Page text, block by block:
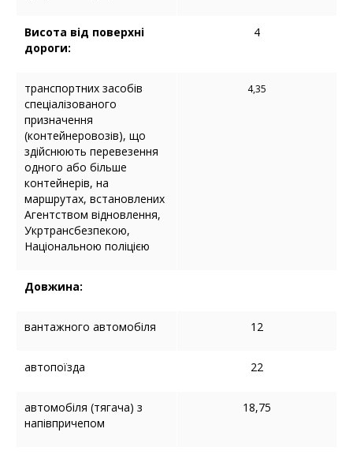
Висота від поверхні
дороги:
4
транспортних засобів
спеціалізованого
призначення
(контейнеровозів), що
здійснюють перевезення
одного або більше
контейнерів, на
маршрутах, встановлених
Агентством відновлення,
Укртрансбезпекою,
Національною поліцією
4,35
Довжина:
вантажного автомобіля 12
автопоїзда 22
автомобіля (тягача) з
напівпричепом
18,75